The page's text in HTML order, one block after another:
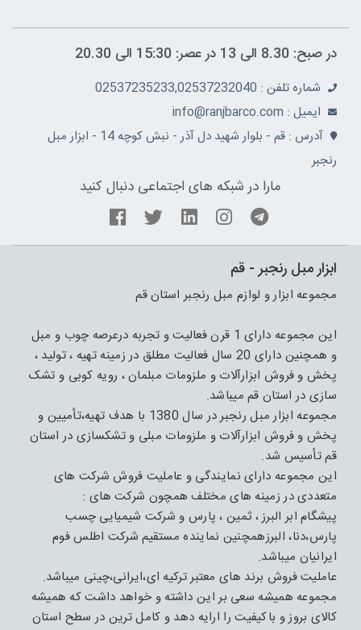
در صبح: 8.30 الی 13 در عصر: 15:30 الی 20.30
شماره تلفن : 02537235233,02537232040
ايميل : info@ranjbarco.com
آدرس : قم - بلوار شهید دل آذر - نبش کوچه 14 - ابزار مبل
رنجبر
مارا در شبکه های اجتماعی دنبال کنید
ابزار مبل رنجبر - قم
مجموعه ابزار و لوازم مبل رنجبر استان قم
این مجموعه دارای 1 قرن فعالیت و تجربه درعرصه چوب و مبل
و همچنین دارای 20 سال فعالیت مطلق در زمینه تهیه ، تولید ،
پخش و فروش ابزارآلات و ملزومات مبلمان ، رویه کوبی و تشک
سازی در استان قم میباشد.
مجموعه ابزار مبل رنجبر در سال 1380 با هدف تهیه،تأمیین و
پخش و فروش ابزارآلات و ملزومات مبلی و تشکسازی در استان
قم تأسیس شد.
این مجموعه دارای نمایندگی و عاملیت فروش شرکت های
متعددی در زمینه های مختلف همچون شرکت های :
پیشگام ابر البرز ، ثمین ، پارس و شرکت شیمیایی چسب
پارس،دنا، البرزهمچنین نماینده مستقیم شرکت اطلس فوم
ایرانیان میباشد.
عاملیت فروش برند های معتبر ترکیه ای،ایرانی،چینی میباشد.
مجموعه همیشه سعی بر این داشته و خواهد داشت که همیشه
کالای بروز و باکیفیت را ارایه دهد و کامل ترین در سطح استان